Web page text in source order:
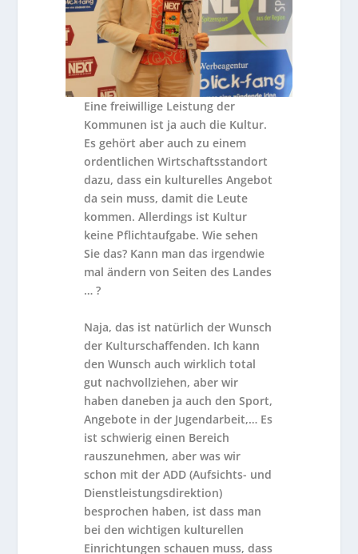
Eine freiwillige Leistung der
Kommunen ist ja auch die Kultur.
Es gehört aber auch zu einem
ordentlichen Wirtschaftsstandort
dazu, dass ein kulturelles Angebot
da sein muss, damit die Leute
kommen. Allerdings ist Kultur
keine Pflichtaufgabe. Wie sehen
Sie das? Kann man das irgendwie
mal ändern von Seiten des Landes
… ?
Naja, das ist natürlich der Wunsch
der Kulturschaffenden. Ich kann
den Wunsch auch wirklich total
gut nachvollziehen, aber wir
haben daneben ja auch den Sport,
Angebote in der Jugendarbeit,… Es
ist schwierig einen Bereich
rauszunehmen, aber was wir
schon mit der ADD (Aufsichts- und
Dienstleistungsdirektion)
besprochen haben, ist dass man
bei den wichtigen kulturellen
Einrichtungen schauen muss, dass